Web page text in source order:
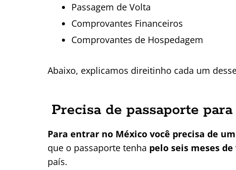
Passagem de Volta
Comprovantes Financeiros
Comprovantes de Hospedagem
Abaixo, explicamos direitinho cada um
Precisa de passaporte
Para entrar no México você precisa de
que o passaporte tenha pelo seis meses
país.